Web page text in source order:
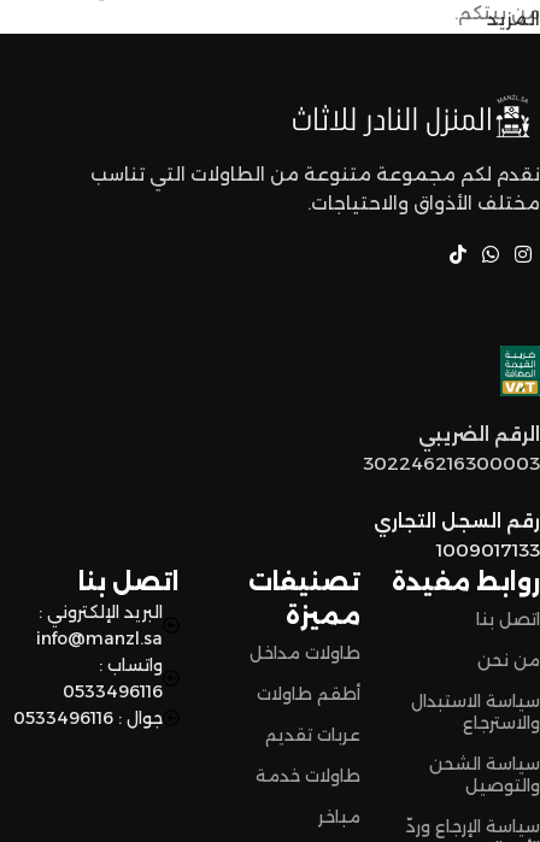
من بيتكم.
الأذواق والديكورات. ما راح تحتاجون تدورون كثير علشان تلقون
اللي يعجبكم.
أسعار تنافسية : نقدم لكم أفضل الأسعار في السوق بدون ما
اختيار القطع المناسبة لين توصل لكم لحد البيت.
توصيل سريع وآمن
نضمن وصول منتجاتكم بأفضل حالة وفي أقصر وقت ممكن.
اختاروا الراحة والأناقة من المنزل النادر للاثاث الآن وعيشوا تجربة
تسوق مميزة.
المزيد
روابط مفيدة
اتصل بنا
من نحن
سياسة الاستبدال
والاسترجاع
سياسة الشحن
والتوصيل
سياسة الإرجاع وردّ
تصنيفات
مميزة
طاولات مداخل
أطقم طاولات
عربات تقديم
طاولات خدمة
مباخر
اتصل بنا
البريد الإلكتروني :
info@manzl.sa
واتساب :
0533496116
جوال : 0533496116
نقدم لكم مجموعة متنوعة من الطاولات التي تناسب
مختلف الأذواق والاحتياجات.
الرقم الضريبي
302246216300003
رقم السجل التجاري
1009017133